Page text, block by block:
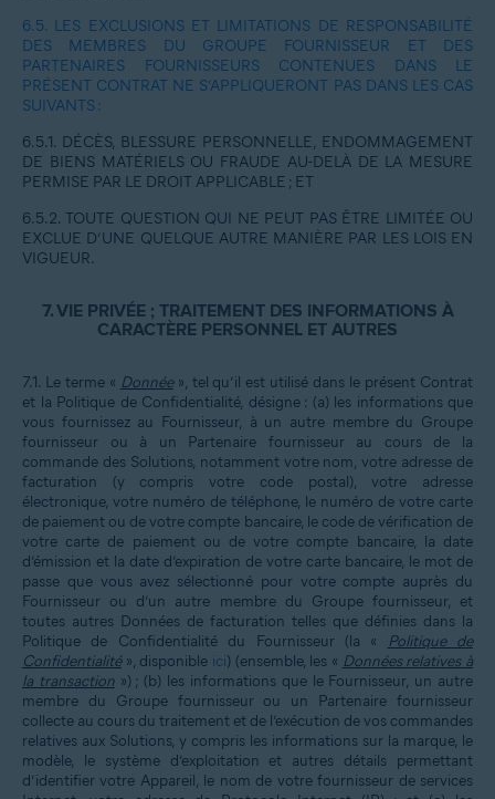
6.5. LES EXCLUSIONS ET LIMITATIONS DE RESPONSABILITÉ
DES MEMBRES DU GROUPE FOURNISSEUR ET DES
PARTENAIRES FOURNISSEURS CONTENUES DANS LE
PRÉSENT CONTRAT NE S’APPLIQUERONT PAS DANS LES CAS
SUIVANTS :
6.5.1. DÉCÈS, BLESSURE PERSONNELLE, ENDOMMAGEMENT
DE BIENS MATÉRIELS OU FRAUDE AU-DELÀ DE LA MESURE
PERMISE PAR LE DROIT APPLICABLE ; ET
6.5.2. TOUTE QUESTION QUI NE PEUT PAS ÊTRE LIMITÉE OU
EXCLUE D’UNE QUELQUE AUTRE MANIÈRE PAR LES LOIS EN
VIGUEUR.
7.VIE PRIVÉE ; TRAITEMENT DES INFORMATIONS À
CARACTÈRE PERSONNEL ET AUTRES
7.1. Le terme « Donnée», tel qu’il est utilisé dans le présent Contrat
et la Politique de Confidentialité, désigne : (a) les informations que
vous fournissez au Fournisseur, à un autre membre du Groupe
fournisseur ou à un Partenaire fournisseur au cours de la
commande des Solutions, notamment votre nom, votre adresse de
facturation (y compris votre code postal), votre adresse
électronique, votre numéro de téléphone, le numéro de votre carte
de paiement ou de votre compte bancaire, le code de vérification de
votre carte de paiement ou de votre compte bancaire, la date
d’émission et la date d’expiration de votre carte bancaire, le mot de
passe que vous avez sélectionné pour votre compte auprès du
Fournisseur ou d’un autre membre du Groupe fournisseur, et
toutes autres Données de facturation telles que définies dans la
Politique de Confidentialité du Fournisseur (la «
Politique de
Confidentialité», disponible ici) (ensemble, les « Données relatives à
la transaction») ; (b) les informations que le Fournisseur, un autre
membre du Groupe fournisseur ou un Partenaire fournisseur
collecte au cours du traitement et de l’exécution de vos commandes
relatives aux Solutions, y compris les informations sur la marque, le
modèle, le système d’exploitation et autres détails permettant
d’identifier votre Appareil, le nom de votre fournisseur de services